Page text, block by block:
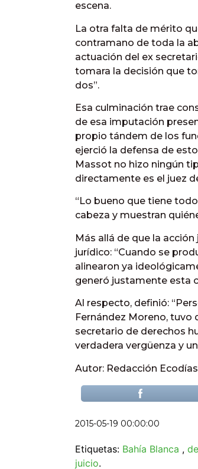
escena.
La otra falta de mérito
contramano de toda la
actuación del ex
tomara la decisión que
dos”.
Esa culminación trae
de esa imputación
propio tándem de los
ejerció la defensa de
Massot no hizo ningún
directamente es el juez
“Lo bueno que tiene
cabeza y muestran
Más allá de que la
jurídico: “Cuando se
alinearon ya
generó justamente esta
Al respecto, definió:
Fernández Moreno, tuvo
secretario de derechos
verdadera vergüenza y
Autor: Redacción Ecodías
2015-05-19 00:00:00
Etiquetas: Bahía Blanca ,
juicio.